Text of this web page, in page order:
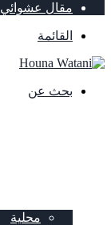
مقال عشوائي
القائمة
بحث عن
محلية